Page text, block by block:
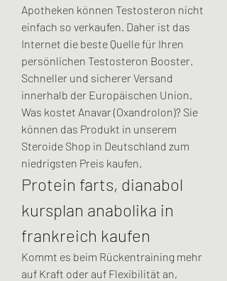
Apotheken können Testosteron nicht
einfach so verkaufen. Daher ist das
Internet die beste Quelle für Ihren
persönlichen Testosteron Booster.
Schneller und sicherer Versand
innerhalb der Europäischen Union.
Was kostet Anavar (Oxandrolon)? Sie
können das Produkt in unserem
Steroide Shop in Deutschland zum
niedrigsten Preis kaufen.
Protein farts, dianabol
kursplan anabolika in
frankreich kaufen
Kommt es beim Rückentraining mehr
auf Kraft oder auf Flexibilität an,